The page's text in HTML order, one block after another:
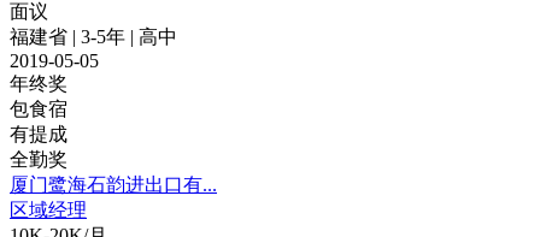
面议
福建省 | 3-5年 | 高中
2019-05-05
年终奖
包食宿
有提成
全勤奖
厦门鹭海石韵进出口有...
区域经理